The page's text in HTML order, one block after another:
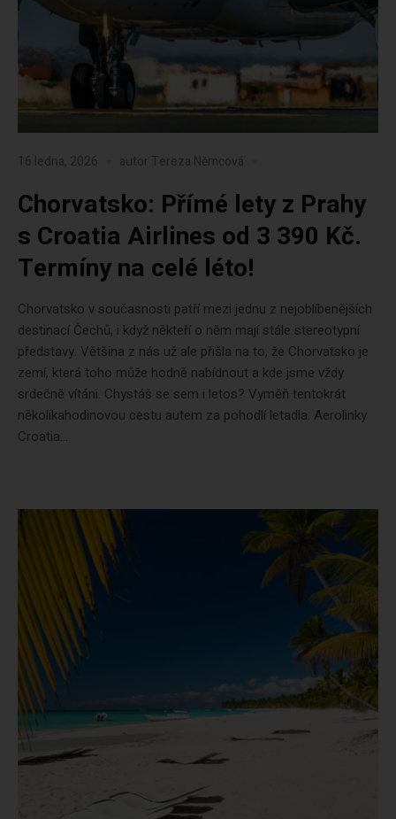
16 ledna, 2026 autor Tereza Němcová
Chorvatsko: Přímé lety z Prahy
s Croatia Airlines od 3 390 Kč.
Termíny na celé léto!
Chorvatsko v současnosti patří mezi jednu z nejoblíbenějších
destinací Čechů, i když někteří o něm mají stále stereotypní
představy. Většina z nás už ale přišla na to, že Chorvatsko je
zemí, která toho může hodně nabídnout a kde jsme vždy
srdečně vítáni. Chystáš se sem i letos? Vyměň tentokrát
několikahodinovou cestu autem za pohodlí letadla. Aerolinky
Croatia...